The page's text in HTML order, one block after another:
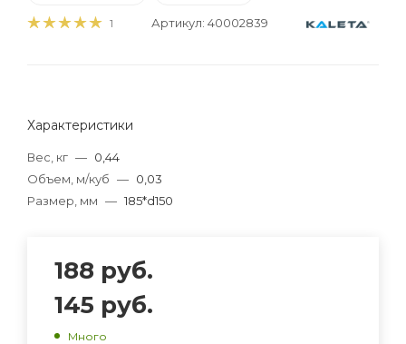
1 Артикул: 40002839
Характеристики
Вес, кг — 0,44
Объем, м/куб — 0,03
Размер, мм — 185*d150
188 руб.
145 руб.
Много